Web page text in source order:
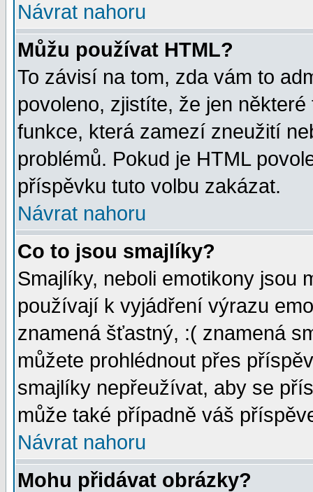
Návrat nahoru
Můžu používat HTML?
To závisí na tom, zda vám to
povoleno, zjistíte, že jen
funkce, která zamezí zneužití
problémů. Pokud je HTML
příspěvku tuto volbu zakázat.
Návrat nahoru
Co to jsou smajlíky?
Smajlíky, neboli emotikony jsou
používají k vyjádření výrazu
znamená šťastný, :( znamená
můžete prohlédnout přes
smajlíky nepřeužívat, aby se
může také případně váš
Návrat nahoru
Mohu přidávat obrázky?